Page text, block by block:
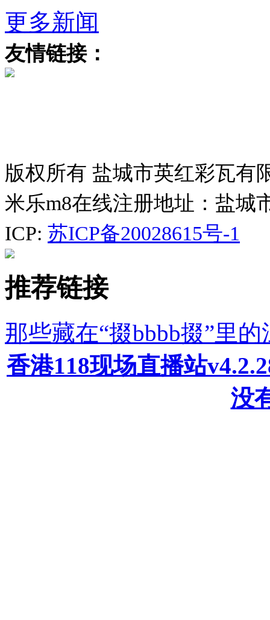
更多新闻
友情链接：
版权所有 盐城市英红彩瓦有
米乐m8在线注册地址：盐城
ICP: 苏ICP备20028615号-1
推荐链接
那些藏在“掇bbbb掇”里
香港118现场直播站
没